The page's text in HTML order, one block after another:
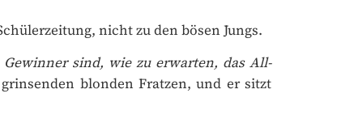
nicht zu den bösen Jungs.
sind, wie zu erwarten, das All-
blonden Fratzen, und er sitzt